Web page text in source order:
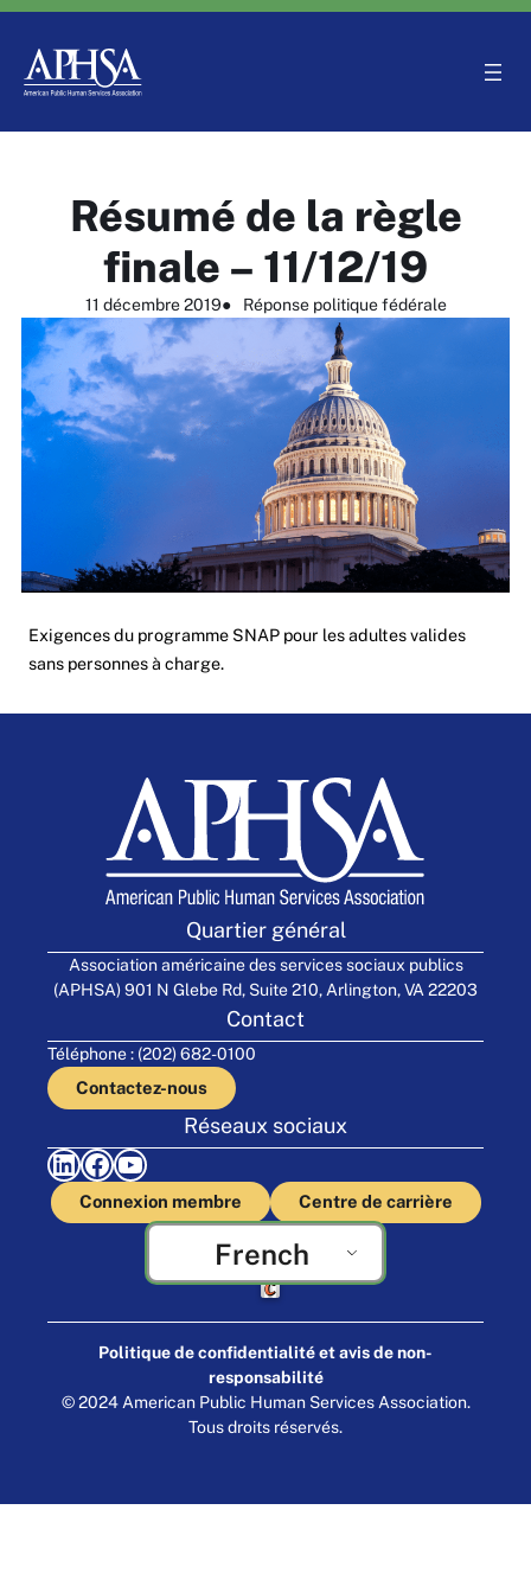
Aller
contenu
Résumé de la règle
finale – 11/12/19
11 décembre 2019● Réponse politique fédérale
Exigences du programme SNAP pour les adultes valides
sans personnes à charge.
Quartier général
Association américaine des services sociaux publics
(APHSA) 901 N Glebe Rd, Suite 210, Arlington, VA 22203
Contact
Téléphone : (202) 682-0100
Contactez-nous
Réseaux sociaux
LinkedIn Facebook YouTube
Connexion membre Centre de carrière
French
Fabriqué par Cornershop Creative
Politique de confidentialité et avis de non-
responsabilité
© 2024 American Public Human Services Association.
Tous droits réservés.